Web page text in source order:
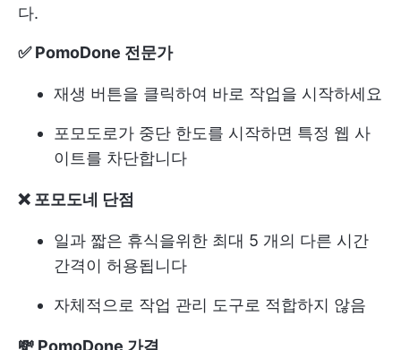
다.
✅ PomoDone 전문가
재생 버튼을 클릭하여 바로 작업을 시작하세요
포모도로가 중단 한도를 시작하면 특정 웹 사
이트를 차단합니다
❌ 포모도네 단점
일과 짧은 휴식을위한 최대 5 개의 다른 시간
간격이 허용됩니다
자체적으로 작업 관리 도구로 적합하지 않음
💸 PomoDone 가격